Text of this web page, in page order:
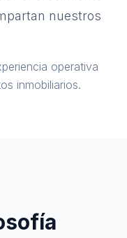
nuestros
operativa
inmobiliarios.